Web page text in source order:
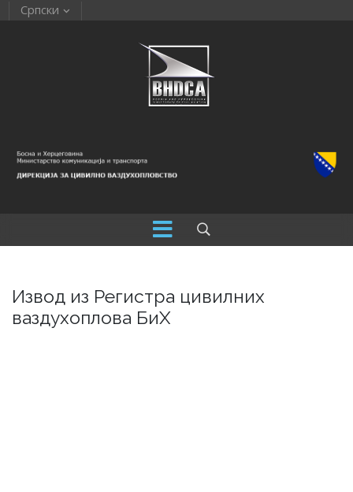
Српски
Извод из Регистра цивилних
ваздухоплова БиХ